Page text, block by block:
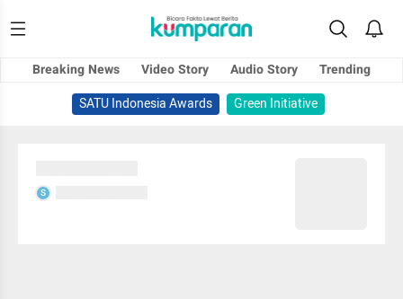
Breaking News Video Story Audio Story
Trending
SATU Indonesia Awards
Green Initiative
S